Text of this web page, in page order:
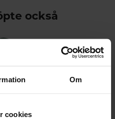
Om
cookies
också